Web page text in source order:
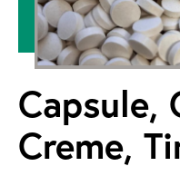
Capsule,
Creme,